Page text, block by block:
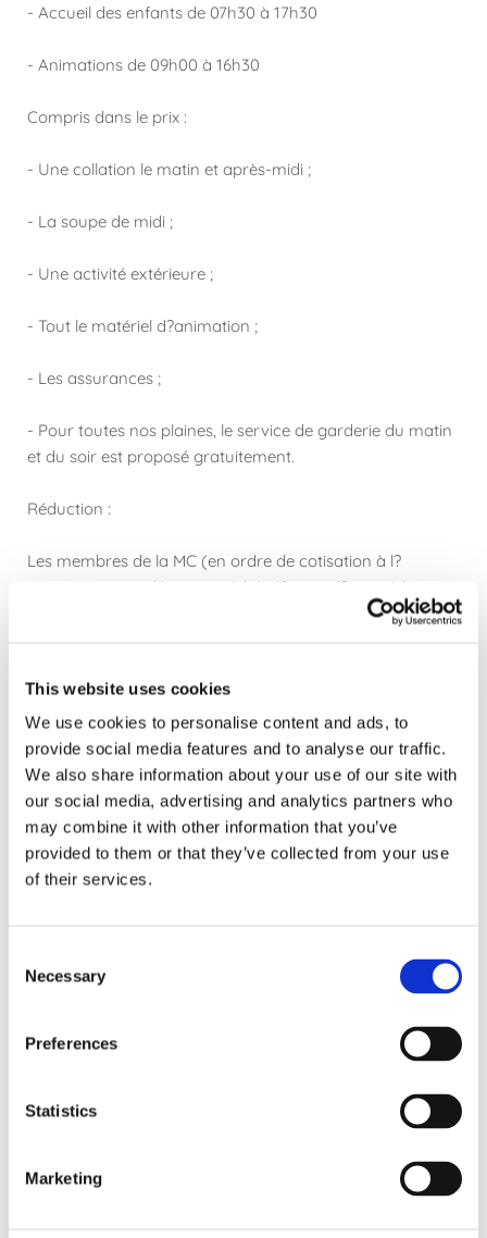
This website uses cookies
We use cookies to personalise content and ads, to
provide social media features and to analyse our traffic.
We also share information about your use of our site with
our social media, advertising and analytics partners who
may combine it with other information that you’ve
provided to them or that they’ve collected from your use
of their services.
Selection
Necessary
Preferences
Statistics
Marketing
- Accueil des enfants de 07h30 à 17h30
- Animations de 09h00 à 16h30
Compris dans le prix :
- Une collation le matin et après-midi ;
- La soupe de midi ;
- Une activité extérieure ;
- Tout le matériel d?animation ;
- Les assurances ;
- Pour toutes nos plaines, le service de garderie du matin
et du soir est proposé gratuitement.
Réduction :
Les membres de la MC (en ordre de cotisation à l?
assurance complémentaire) bénéficient d?une réduction
de 5?/jour (8?/jour pour les BIM) sur le prix affiché.
1er jour de la plaine.
Divers
Résidentiel
Repas compris
Inclusif
Reconnaissance ONE
Horaire
prix par semain